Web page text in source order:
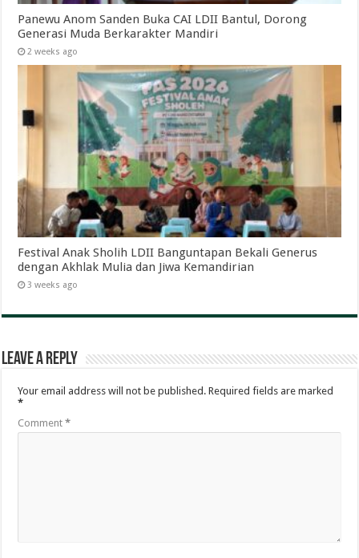
Panewu Anom Sanden Buka CAI LDII Bantul, Dorong
Generasi Muda Berkarakter Mandiri
2 weeks ago
Festival Anak Sholih LDII Banguntapan Bekali Generus
dengan Akhlak Mulia dan Jiwa Kemandirian
3 weeks ago
Leave a Reply
Your email address will not be published. Required fields are marked
*
Comment*